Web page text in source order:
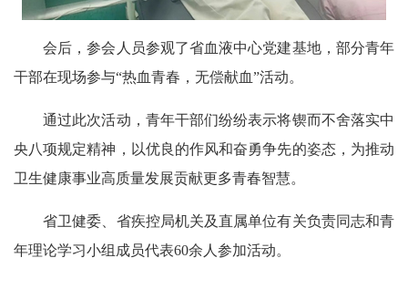
会后，参会人员参观了省血液中心党建基地，部分青年
干部在现场参与“热血青春，无偿献血”活动。
通过此次活动，青年干部们纷纷表示将锲而不舍落实中
央八项规定精神，以优良的作风和奋勇争先的姿态，为推动
卫生健康事业高质量发展贡献更多青春智慧。
省卫健委、省疾控局机关及直属单位有关负责同志和青
年理论学习小组成员代表60余人参加活动。